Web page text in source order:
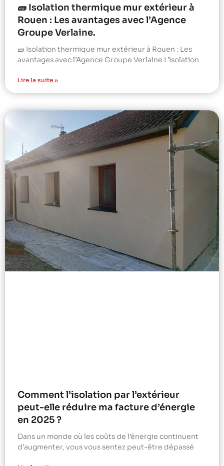
🧱 Isolation thermique mur extérieur à
Rouen : Les avantages avec l’Agence
Groupe Verlaine.
🧱 Isolation thermique mur extérieur à Rouen : Les
avantages avec l’Agence Groupe Verlaine L’isolation
Lire la suite »
Comment l’isolation par l’extérieur
peut-elle réduire ma facture d’énergie
en 2025 ?
Dans un monde où les coûts de l’énergie continuent
d’augmenter, vous vous sentez peut-être dépassé